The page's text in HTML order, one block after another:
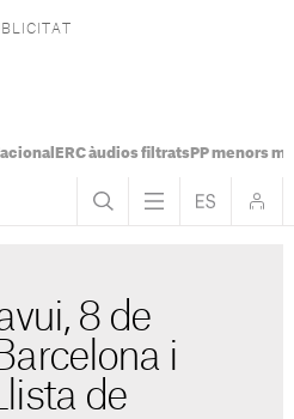
ERC àudios filtratsPP menors
8 de
i
de